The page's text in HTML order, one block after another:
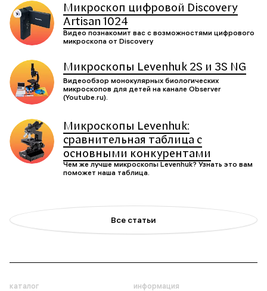
Микроскоп цифровой Discovery
Artisan 1024
Видео познакомит вас с возможностями цифрового
микроскопа от Discoverу
Микроскопы Levenhuk 2S и 3S NG
Видеообзор монокулярных биологических
микроскопов для детей на канале Observer
(Youtube.ru).
Микроскопы Levenhuk:
сравнительная таблица с
основными конкурентами
Чем же лучше микроскопы Levenhuk? Узнать это вам
поможет наша таблица.
Все статьи
каталог
информация